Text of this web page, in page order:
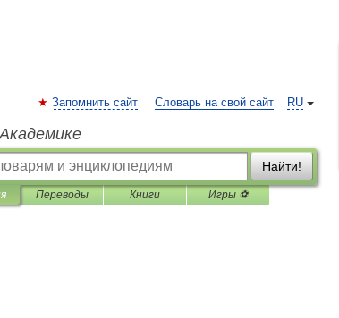
RU
Запомнить сайт Словарь на свой сайт
Найти!
Переводы Книги Игры ⚽